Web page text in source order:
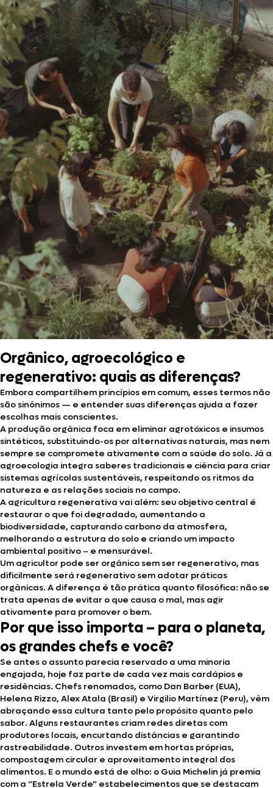
Orgânico, agroecológico e
regenerativo: quais as diferenças?
Embora compartilhem princípios em comum, esses termos não
são sinônimos — e entender suas diferenças ajuda a fazer
escolhas mais conscientes.
A produção orgânica foca em eliminar agrotóxicos e insumos
sintéticos, substituindo-os por alternativas naturais, mas nem
sempre se compromete ativamente com a saúde do solo. Já a
agroecologia integra saberes tradicionais e ciência para criar
sistemas agrícolas sustentáveis, respeitando os ritmos da
natureza e as relações sociais no campo.
A agricultura regenerativa vai além: seu objetivo central é
restaurar o que foi degradado, aumentando a
biodiversidade, capturando carbono da atmosfera,
melhorando a estrutura do solo e criando um impacto
ambiental positivo – e mensurável.
Um agricultor pode ser orgânico sem ser regenerativo, mas
dificilmente será regenerativo sem adotar práticas
orgânicas. A diferença é tão prática quanto filosófica: não se
trata apenas de evitar o que causa o mal, mas agir
ativamente para promover o bem.
Por que isso importa – para o planeta,
os grandes chefs e você?
Se antes o assunto parecia reservado a uma minoria
engajada, hoje faz parte de cada vez mais cardápios e
residências. Chefs renomados, como Dan Barber (EUA),
Helena Rizzo, Alex Atala (Brasil) e Virgilio Martínez (Peru), vêm
abraçando essa cultura tanto pelo propósito quanto pelo
sabor. Alguns restaurantes criam redes diretas com
produtores locais, encurtando distâncias e garantindo
rastreabilidade. Outros investem em hortas próprias,
compostagem circular e aproveitamento integral dos
alimentos. E o mundo está de olho: o Guia Michelin já premia
com a “Estrela Verde” estabelecimentos que se destacam